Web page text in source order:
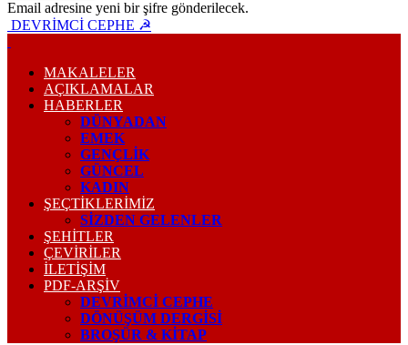
Email adresine yeni bir şifre gönderilecek.
DEVRİMCİ CEPHE ☭
MAKALELER
AÇIKLAMALAR
HABERLER
DÜNYADAN
EMEK
GENÇLİK
GÜNCEL
KADIN
ŞEÇTİKLERİMİZ
SİZDEN GELENLER
ŞEHİTLER
ÇEVİRİLER
İLETİŞİM
PDF-ARŞIV
DEVRIMCI CEPHE
DÖNÜŞÜM DERGISI
BROŞÜR & KİTAP